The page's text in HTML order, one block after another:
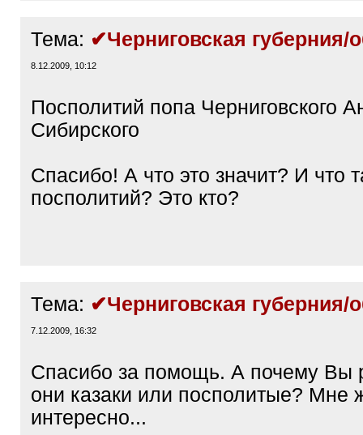
Тема: ✔Черниговская губерния/
8.12.2009, 10:12
Посполитий попа Черниговского
Сибирского
Спасибо! А что это значит? И что
посполитий? Это кто?
Тема: ✔Черниговская губерния/
7.12.2009, 16:32
Спасибо за помощь. А почему Вы
они казаки или посполитые? Мне
интересно...